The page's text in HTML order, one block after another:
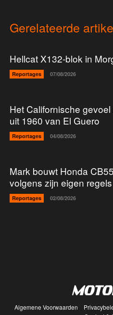
Gerelateerde
Hellcat X132-blok in
Reportages 07/08/2026
Het Californische
uit 1960 van El Guero
Reportages 04/08/2026
Mark bouwt Honda
volgens zijn eigen regels
Reportages 02/08/2026
Algemene Voorwaarden